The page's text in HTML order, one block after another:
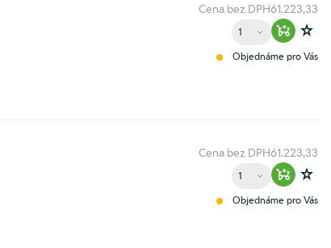
Cena bez DPH61.223,33
Množství
Zur
Objednáme pro Vás
Cena bez DPH61.223,33
Množství
Zur
Objednáme pro Vás